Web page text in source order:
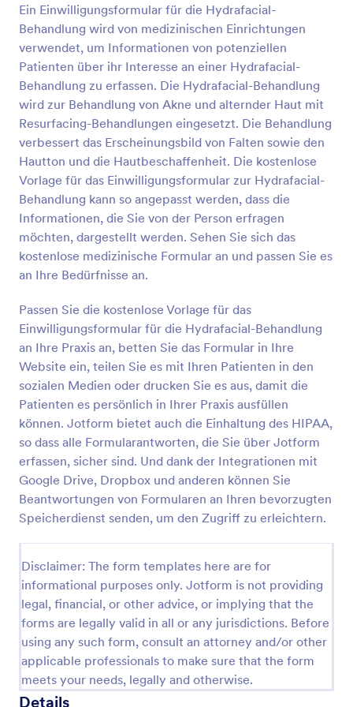
Ein Einwilligungsformular für die Hydrafacial-
Behandlung wird von medizinischen Einrichtungen
verwendet, um Informationen von potenziellen
Patienten über ihr Interesse an einer Hydrafacial-
Behandlung zu erfassen. Die Hydrafacial-Behandlung
wird zur Behandlung von Akne und alternder Haut mit
Resurfacing-Behandlungen eingesetzt. Die Behandlung
verbessert das Erscheinungsbild von Falten sowie den
Hautton und die Hautbeschaffenheit. Die kostenlose
Vorlage für das Einwilligungsformular zur Hydrafacial-
Behandlung kann so angepasst werden, dass die
Informationen, die Sie von der Person erfragen
möchten, dargestellt werden. Sehen Sie sich das
kostenlose medizinische Formular an und passen Sie es
an Ihre Bedürfnisse an.
Passen Sie die kostenlose Vorlage für das
Einwilligungsformular für die Hydrafacial-Behandlung
an Ihre Praxis an, betten Sie das Formular in Ihre
Website ein, teilen Sie es mit Ihren Patienten in den
sozialen Medien oder drucken Sie es aus, damit die
Patienten es persönlich in Ihrer Praxis ausfüllen
können. Jotform bietet auch die Einhaltung des HIPAA,
so dass alle Formularantworten, die Sie über Jotform
erfassen, sicher sind. Und dank der Integrationen mit
Google Drive, Dropbox und anderen können Sie
Beantwortungen von Formularen an Ihren bevorzugten
Speicherdienst senden, um den Zugriff zu erleichtern.
Disclaimer: The form templates here are for
informational purposes only. Jotform is not providing
legal, financial, or other advice, or implying that the
forms are legally valid in all or any jurisdictions. Before
using any such form, consult an attorney and/or other
applicable professionals to make sure that the form
meets your needs, legally and otherwise.
Details
wie z.B. die Farbe und die Platzierung auf dem
Körper.Der Hauptzweck einer
Einverständniserklärung besteht darin, den Patienten
oder Kunden umfassend über das Verfahren
aufzuklären, dem er sich unterziehen wird. Dies ist
auch die Phase, in der der Kunde viele Fragen
stellen kann, um sich Klarheit zu verschaffen und
um sich zu beruhigen. Mit dieser tollen Vorlage für
ein Einwilligungsformular für Tätowierungen können
Sie den Prozess der Einholung der Einwilligung des
Kunden definitiv verbessern.Diese Formularvorlage
enthält Formularfelder, in denen Informationen über
den Kunden, eine wichtige Checkliste für die Zeit
vor dem Eingriff, die medizinischen Bedingungen,
die Krankengeschichte, die Einwilligung und die
Verzichtserklärung abgefragt werden. Dieses
Formular verwendet das E-Signatur-Widget, um die
Unterschrift des Patienten digital zu erfassen, wenn
Vorschau
Beratungsformular Für Haarverlängerungen
Das Beratungsformular für Haarverlängerungen ist
ein Dokument, das ausgefüllt wird, bevor der Kunde
eine Haarverlängerung erhält. Anhand des Formulars
wird festgelegt, welche Art von Dienstleistung oder
Haarpflege dem Kunden angeboten werden soll.
Auf diese Weise lassen sich Komplikationen, die
während oder nach der Behandlung auftreten
können, minimieren oder verhindern.Dieses
Haarverlängerungs-Beratungsformular enthält
Formularfelder, in denen die Daten des Kunden wie
Name, Alter, Geburtsdatum, Kontaktdaten und
Adresse abgefragt werden. Es verwendet auch das
Termin-Tool, mit dem der Kunde ein verfügbares
Datum und eine Uhrzeit auswählen kann. Dieses
Tool ist sehr leistungsfähig, denn es deaktiviert den
Termin automatisch, wenn er bereits vergeben ist
oder der vorherige Kunde ihn ausgewählt und
gesendet hat. Diese Formularvorlage fragt auch
nach dem Zustand der Haare wie Kopfhaut, Farbe
und Länge. Diese Formularvorlage verwendet auch
Go to Category:
Spa Formulare
Vorlage verwenden